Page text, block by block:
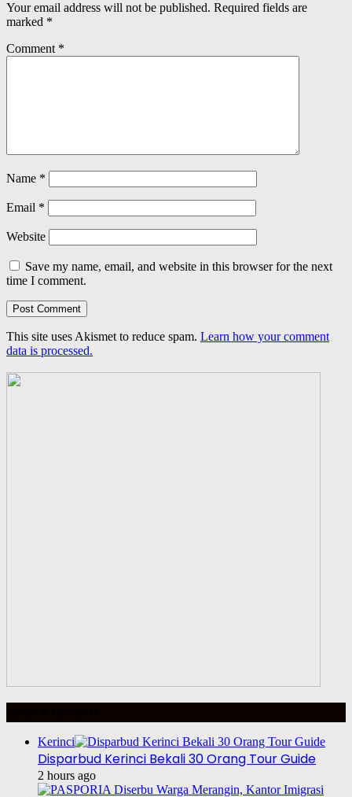
Your email address will not be published. Required fields are
marked *
Comment *
Name *
Email *
Website
Save my name, email, and website in this browser for the next
time I comment.
This site uses Akismet to reduce spam. Learn how your comment
data is processed.
Kerinci
Disparbud Kerinci Bekali 30 Orang Tour Guide
2 hours ago